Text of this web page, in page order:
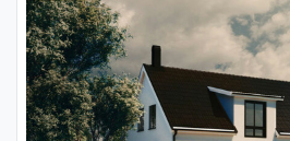
miljön. Oberoende av var ett Ladhus
utformas, ska det kännas lika naturligt
på landsbygd. Stående träpanel i
färgskalor ger dess karaktär som
Ladhuset är minimalistiskt enkel med
materialet. Indragen takfot, fönster
foder bidrar till husets speciella